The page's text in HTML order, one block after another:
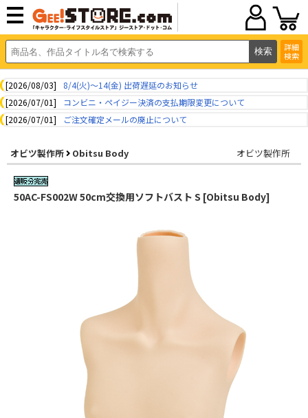
詳細
検索
[2026/08/03]
8/4(火)～14(金) 出荷遅延のお知らせ
[2026/07/01]
コンビニ・ペイジー決済の支払期限変更について
[2026/07/01]
ご注文確定メールの廃止について
オビツ製作所 Obitsu Body オビツ製作所
50AC-FS002W 50cm交換用ソフトバスト S [Obitsu Body]